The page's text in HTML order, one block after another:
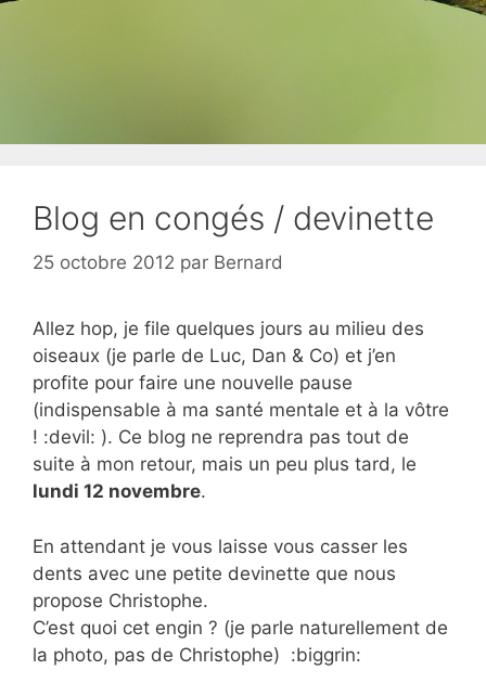
Blog en congés / devinette
25 octobre 2012 par Bernard
Allez hop, je file quelques jours au milieu des
oiseaux (je parle de Luc, Dan & Co) et j’en
profite pour faire une nouvelle pause
(indispensable à ma santé mentale et à la vôtre
! :devil: ). Ce blog ne reprendra pas tout de
suite à mon retour, mais un peu plus tard, le
lundi 12 novembre.
En attendant je vous laisse vous casser les
dents avec une petite devinette que nous
propose Christophe.
C’est quoi cet engin ? (je parle naturellement de
la photo, pas de Christophe) :biggrin: